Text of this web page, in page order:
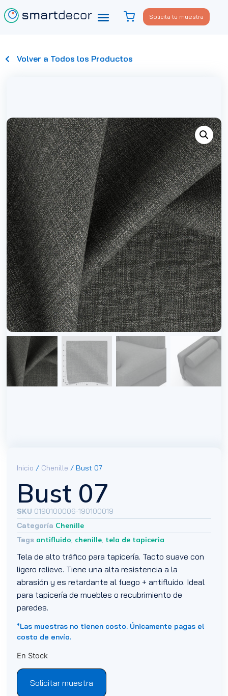
Solicita tu muestra
Volver a Todos los Productos
Inicio / Chenille / Bust 07
Bust 07
SKU 0190100006-190100019
Categoría Chenille
Tags antifluido, chenille, tela de tapiceria
Tela de alto tráfico para tapicería. Tacto suave con
ligero relieve. Tiene una alta resistencia a la
abrasión y es retardante al fuego + antifluido. Ideal
para tapicería de muebles o recubrimiento de
paredes.
*Las muestras no tienen costo. Únicamente pagas el
costo de envío.
En Stock
Solicitar muestra